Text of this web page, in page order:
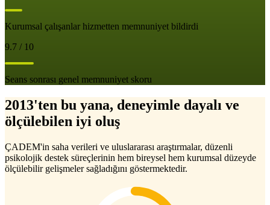
Kurumsal çalışanlar hizmetten memnuniyet bildirdi
9.7 / 10
Seans sonrası genel memnuniyet skoru
2013'ten bu yana, deneyimle dayalı ve
ölçülebilen iyi oluş
ÇADEM'in saha verileri ve uluslararası araştırmalar, düzenli
psikolojik destek süreçlerinin hem bireysel hem kurumsal düzeyde
ölçülebilir gelişmeler sağladığını göstermektedir.